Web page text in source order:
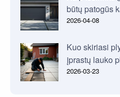
būtų patogūs
2026-04-08
Kuo skiriasi
įprastų lauko
2026-03-23